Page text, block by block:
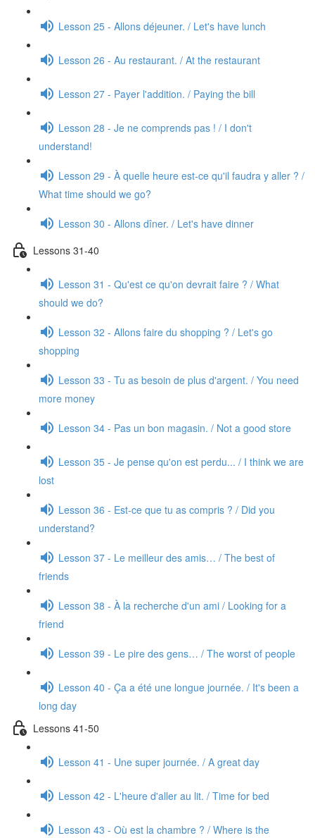
Lesson 25 - Allons déjeuner. / Let's have lunch
Lesson 26 - Au restaurant. / At the restaurant
Lesson 27 - Payer l'addition. / Paying the bill
Lesson 28 - Je ne comprends pas ! / I don't
understand!
Lesson 29 - À quelle heure est-ce qu'il faudra y aller ? /
What time should we go?
Lesson 30 - Allons dîner. / Let's have dinner
Lessons 31-40
Lesson 31 - Qu'est ce qu'on devrait faire ? / What
should we do?
Lesson 32 - Allons faire du shopping ? / Let's go
shopping
Lesson 33 - Tu as besoin de plus d'argent. / You need
more money
Lesson 34 - Pas un bon magasin. / Not a good store
Lesson 35 - Je pense qu'on est perdu... / I think we are
lost
Lesson 36 - Est-ce que tu as compris ? / Did you
understand?
Lesson 37 - Le meilleur des amis… / The best of
friends
Lesson 38 - À la recherche d'un ami / Looking for a
friend
Lesson 39 - Le pire des gens… / The worst of people
Lesson 40 - Ça a été une longue journée. / It's been a
long day
Lessons 41-50
Lesson 41 - Une super journée. / A great day
Lesson 42 - L'heure d'aller au lit. / Time for bed
Lesson 43 - Où est la chambre ? / Where is the